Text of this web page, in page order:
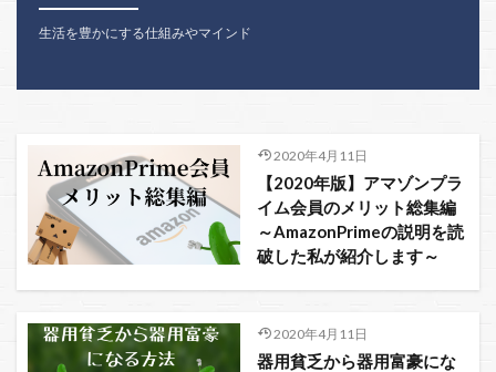
生活を豊かにする仕組みやマインド
2020年4月11日
【2020年版】アマゾンプラ
イム会員のメリット総集編
～AmazonPrimeの説明を読
破した私が紹介します～
2020年4月11日
器用貧乏から器用富豪にな